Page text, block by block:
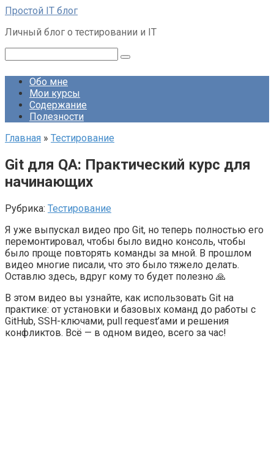
Перейти
контенту
Простой IT блог
Личный блог о тестировании и IT
Обо мне
Мои курсы
Содержание
Полезности
Главная » Тестирование
Git для QA: Практический курс для
начинающих
Рубрика: Тестирование
Я уже выпускал видео про Git, но теперь полностью его
перемонтировал, чтобы было видно консоль, чтобы
было проще повторять команды за мной. В прошлом
видео многие писали, что это было тяжело делать.
Оставлю здесь, вдруг кому то будет полезно 🙏
В этом видео вы узнайте, как использовать Git на
практике: от установки и базовых команд до работы с
GitHub, SSH-ключами, pull request’ами и решения
конфликтов. Всё — в одном видео, всего за час!